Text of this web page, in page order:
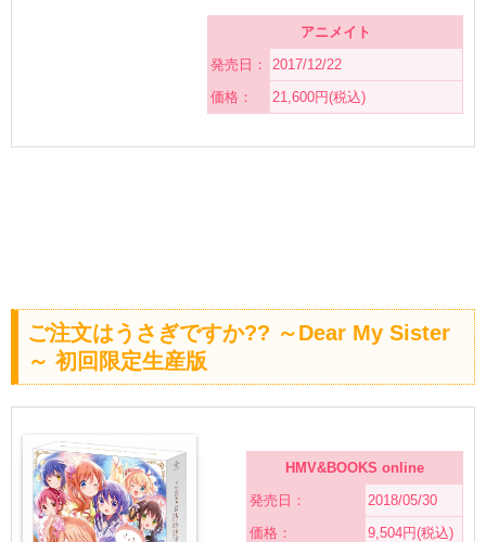
アニメイト
発売日：
2017/12/22
価格：
21,600円(税込)
ご注文はうさぎですか?? ～Dear My Sister
～ 初回限定生産版
HMV&BOOKS online
発売日：
2018/05/30
価格：
9,504円(税込)